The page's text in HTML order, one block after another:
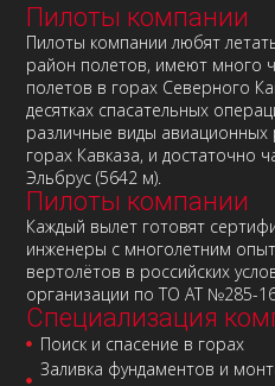
Пилоты компании
Пилоты компании любят
район полетов, имеют много
полетов в горах Северного
десятках спасательных
различные виды авиационных
горах Кавказа, и достаточно
Эльбрус (5642 м).
Пилоты компании
Каждый вылет готовят
инженеры с многолетним
вертолётов в российских
организации по ТО АТ №285-
Специализация
Поиск и спасение в горах
Заливка фундаментов и